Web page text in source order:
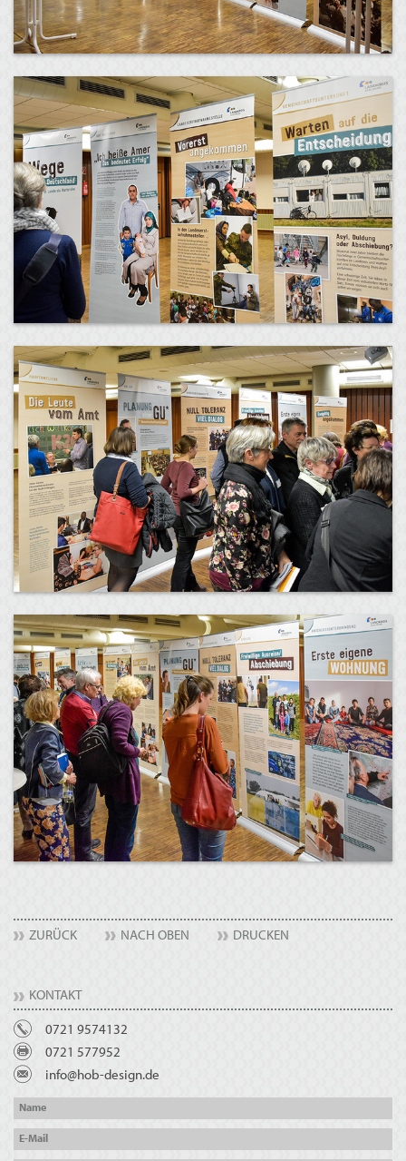
ZURÜCK NACH OBEN DRUCKEN
KONTAKT
0721 9574132
0721 577952
info@hob-design.de
Name
E-Mail